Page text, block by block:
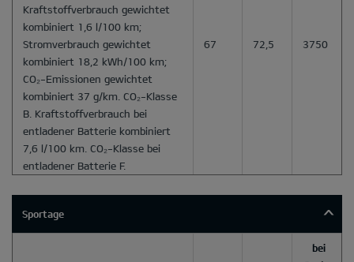
Kraftstoffverbrauch gewichtet
kombiniert 1,6 l/100 km;
Stromverbrauch gewichtet
kombiniert 18,2 kWh/100 km;
CO₂-Emissionen gewichtet
kombiniert 37 g/km. CO₂-Klasse
B. Kraftstoffverbrauch bei
entladener Batterie kombiniert
7,6 l/100 km. CO₂-Klasse bei
entladener Batterie F.
67 72,5 3750
Sportage
bei